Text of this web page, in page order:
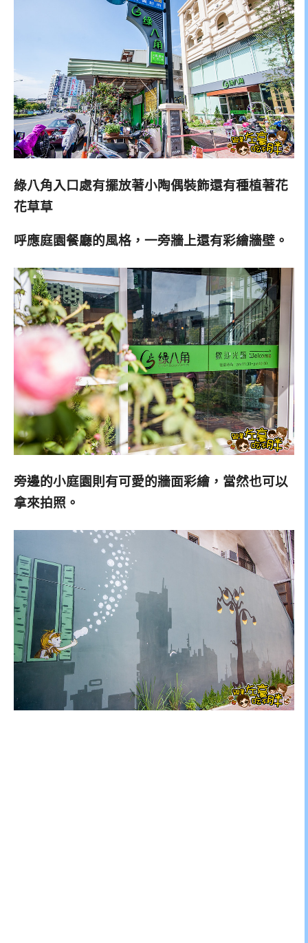
綠八角入口處有擺放著小陶偶裝飾還有種植著花
花草草
呼應庭園餐廳的風格，一旁牆上還有彩繪牆壁。
旁邊的小庭園則有可愛的牆面彩繪，當然也可以
拿來拍照。